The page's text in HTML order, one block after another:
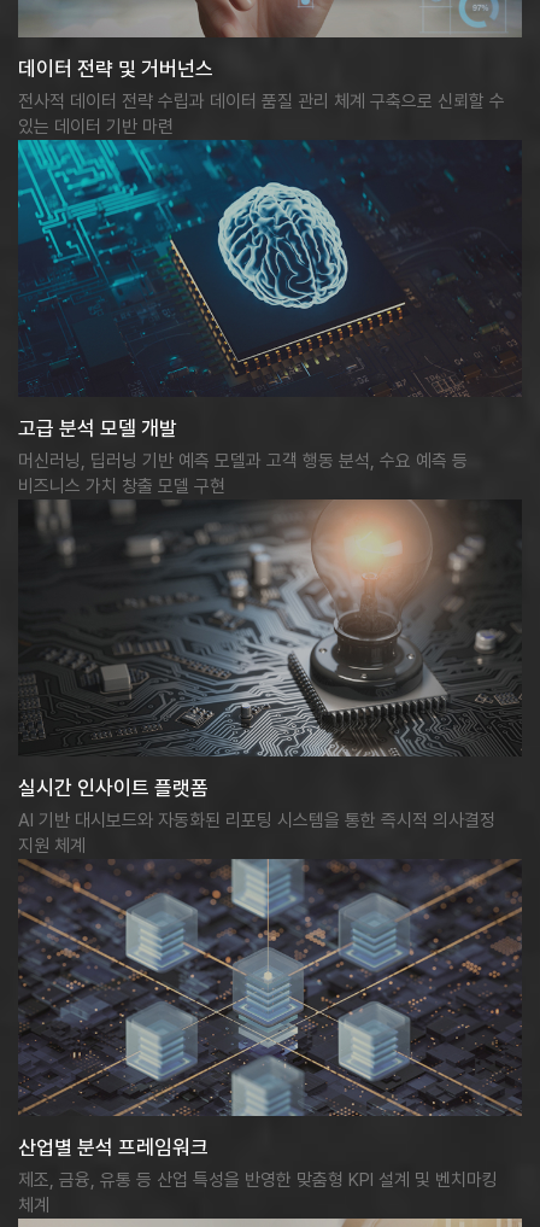
데이터 전략 및 거버넌스
전사적 데이터 전략 수립과 데이터 품질 관리 체계 구축으로 신뢰할 수
있는 데이터 기반 마련
고급 분석 모델 개발
머신러닝, 딥러닝 기반 예측 모델과 고객 행동 분석, 수요 예측 등
비즈니스 가치 창출 모델 구현
실시간 인사이트 플랫폼
AI 기반 대시보드와 자동화된 리포팅 시스템을 통한 즉시적 의사결정
지원 체계
산업별 분석 프레임워크
제조, 금융, 유통 등 산업 특성을 반영한 맞춤형 KPI 설계 및 벤치마킹
체계